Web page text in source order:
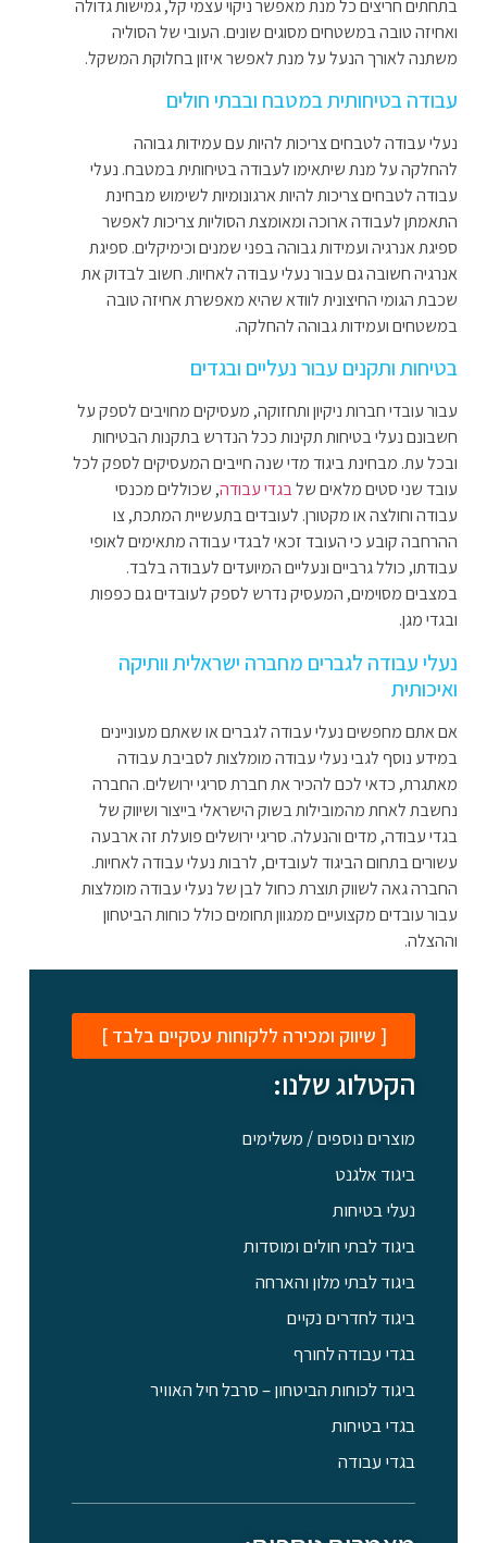
בתחתים חריצים כל מנת מאפשר ניקוי עצמי קל, גמישות גדולה
ואחיזה טובה במשטחים מסוגים שונים. העובי של הסוליה
משתנה לאורך הנעל על מנת לאפשר איזון בחלוקת המשקל.
עבודה בטיחותית במטבח ובבתי חולים
נעלי עבודה לטבחים צריכות להיות עם עמידות גבוהה
להחלקה על מנת שיתאימו לעבודה בטיחותית במטבח. נעלי
עבודה לטבחים צריכות להיות ארגונומיות לשימוש מבחינת
התאמתן לעבודה ארוכה ומאומצת הסוליות צריכות לאפשר
ספיגת אנרגיה ועמידות גבוהה בפני שמנים וכימיקלים. ספיגת
אנרגיה חשובה גם עבור נעלי עבודה לאחיות. חשוב לבדוק את
שכבת הגומי החיצונית לוודא שהיא מאפשרת אחיזה טובה
במשטחים ועמידות גבוהה להחלקה.
בטיחות ותקנים עבור נעליים ובגדים
עבור עובדי חברות ניקיון ותחזוקה, מעסיקים מחויבים לספק על
חשבונם נעלי בטיחות תקינות ככל הנדרש בתקנות הבטיחות
ובכל עת. מבחינת ביגוד מדי שנה חייבים המעסיקים לספק לכל
עובד שני סטים מלאים שלבגדי עבודה, שכוללים מכנסי
עבודה וחולצה או מקטורן. לעובדים בתעשיית המתכת, צו
ההרחבה קובע כי העובד זכאי לבגדי עבודה מתאימים לאופי
עבודתו, כולל גרביים ונעליים המיועדים לעבודה בלבד.
במצבים מסוימים, המעסיק נדרש לספק לעובדים גם כפפות
ובגדי מגן.
נעלי עבודה לגברים מחברה ישראלית וותיקה
ואיכותית
אם אתם מחפשים נעלי עבודה לגברים או שאתם מעוניינים
במידע נוסף לגבי נעלי עבודה מומלצות לסביבת עבודה
מאתגרת, כדאי לכם להכיר את חברת סריגי ירושלים. החברה
נחשבת לאחת מהמובילות בשוק הישראלי בייצור ושיווק של
בגדי עבודה, מדים והנעלה. סריגי ירושלים פועלת זה ארבעה
עשורים בתחום הביגוד לעובדים, לרבות נעלי עבודה לאחיות.
החברה גאה לשווק תוצרת כחול לבן של נעלי עבודה מומלצות
עבור עובדים מקצועיים ממגוון תחומים כולל כוחות הביטחון
וההצלה.
[ שיווק ומכירה ללקוחות עסקיים בלבד ]
הקטלוג שלנו:
מוצרים נוספים / משלימים
ביגוד אלגנט
נעלי בטיחות
ביגוד לבתי חולים ומוסדות
ביגוד לבתי מלון והארחה
ביגוד לחדרים נקיים
בגדי עבודה לחורף
ביגוד לכוחות הביטחון – סרבל חיל האוויר
בגדי בטיחות
בגדי עבודה